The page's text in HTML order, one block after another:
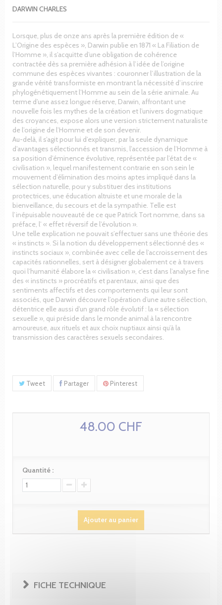
DARWIN CHARLES
Lorsque, plus de onze ans après la première édition de «
L’Origine des espèces », Darwin publie en 1871 « La Filiation de
l’Homme », il s’acquitte d’une obligation de cohérence
contractée dès sa première adhésion à l’idée de l’origine
commune des espèces vivantes : couronner l’illustration de la
grande vérité transformiste en montrant la nécessité d’inscrire
phylogénétiquement l’Homme au sein de la série animale. Au
terme d’une assez longue réserve, Darwin, affrontant une
nouvelle fois les mythes de la création et l’univers dogmatique
des croyances, expose alors une version strictement naturaliste
de l’origine de l’Homme et de son devenir.
Au-delà, il s’agit pour lui d’expliquer, par la seule dynamique
d’avantages sélectionnés et transmis, l’accession de l’Homme à
sa position d’éminence évolutive, représentée par l’état de «
civilisation », lequel manifestement contrarie en son sein le
mouvement d’élimination des moins aptes impliqué dans la
sélection naturelle, pour y substituer des institutions
protectrices, une éducation altruiste et une morale de la
bienveillance, du secours et de la sympathie. Telle est
l’inépuisable nouveauté de ce que Patrick Tort nomme, dans sa
préface, l’ « effet réversif de l’évolution ».
Une telle explication ne pouvait s’effectuer sans une théorie des
« instincts ». Si la notion du développement sélectionné des «
instincts sociaux », combinée avec celle de l’accroissement des
capacités rationnelles, sert à désigner globalement ce à travers
quoi l’humanité élabore la « civilisation », c’est dans l’analyse fine
des « instincts » procréatifs et parentaux, ainsi que des
sentiments affectifs et des comportements qui leur sont
associés, que Darwin découvre l’opération d’une autre sélection,
détentrice elle aussi d’un grand rôle évolutif : la « sélection
sexuelle », qui préside dans le monde animal à la rencontre
amoureuse, aux rituels et aux choix nuptiaux ainsi qu’à la
transmission des caractères sexuels secondaires.
Tweet Partager Pinterest
48.00 CHF
Quantité :
Ajouter au panier
FICHE TECHNIQUE